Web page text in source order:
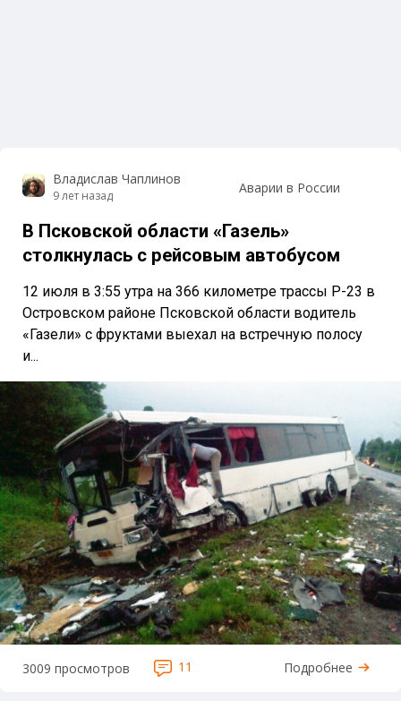
Владислав Чаплинов
9 лет назад Аварии в России
В Псковской области «Газель»
столкнулась с рейсовым автобусом
12 июля в 3:55 утра на 366 километре трассы Р-23 в
Островском районе Псковской области водитель
«Газели» с фруктами выехал на встречную полосу
и...
3009 просмотров 11 Подробнее